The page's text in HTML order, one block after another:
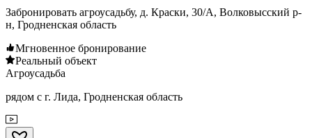
Забронировать агроусадьбу, д. Краски, 30/А, Волковысский р-
н, Гродненская область
Мгновенное бронирование
Реальный объект
Агроусадьба
рядом с г. Лида, Гродненская область